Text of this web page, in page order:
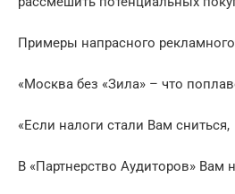
Примеры напрасного
«Москва без «Зила» – что
«Если налоги стали Вам сниться,
В «Партнерство Аудиторов» Вам